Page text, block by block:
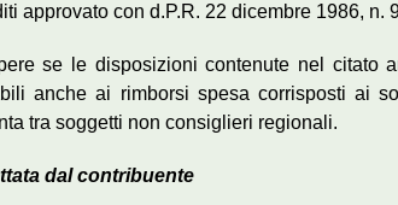
approvato con d.P.R. 22 dicembre 1986, n.
se le disposizioni contenute nel citato
anche ai rimborsi spesa corrisposti ai
tra soggetti non consiglieri regionali.
dal contribuente